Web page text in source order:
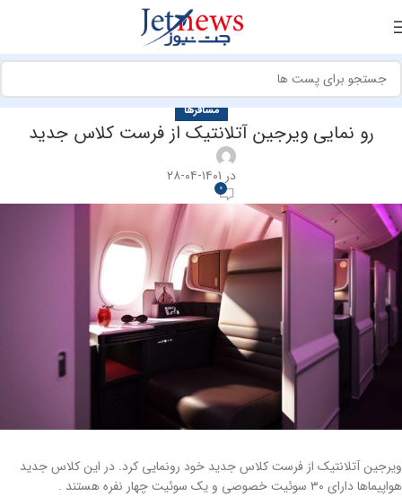
مسافرها
رو نمایی ویرجین آتلانتیک از فرست کلاس جدید
در ۱۴۰۱-۰۴-۲۸
0
ویرجین آتلانتیک از فرست کلاس جدید خود رونمایی کرد. در این کلاس جدید
هواپیماها دارای ۳۰ سوئیت خصوصی و یک سوئیت چهار نفره هستند .